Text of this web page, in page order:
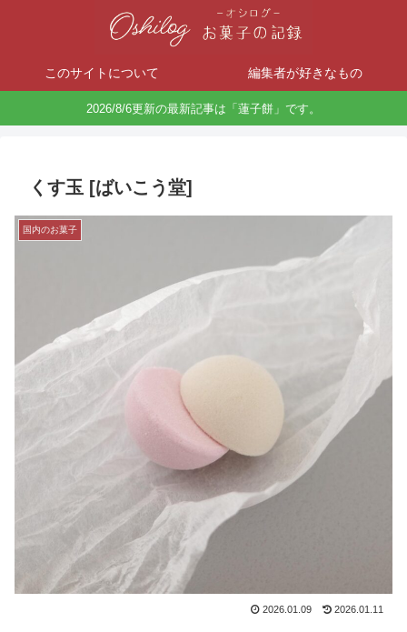
このサイトについて 編集者が好きなもの
2026/8/6更新の最新記事は「蓮子餅」です。
くす玉 [ばいこう堂]
国内のお菓子
2026.01.09 2026.01.11